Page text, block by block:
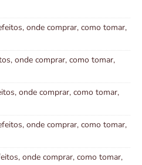
onde comprar, como tomar,
onde comprar, como tomar,
onde comprar, como tomar,
onde comprar, como tomar,
onde comprar, como tomar,